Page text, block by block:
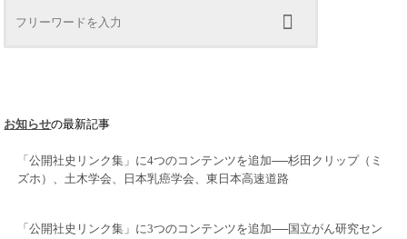
お知らせの最新記事
「公開社史リンク集」に4つのコンテンツを追加──杉田クリップ（ミ
ズホ）、土木学会、日本乳癌学会、東日本高速道路
「公開社史リンク集」に3つのコンテンツを追加──国立がん研究セン